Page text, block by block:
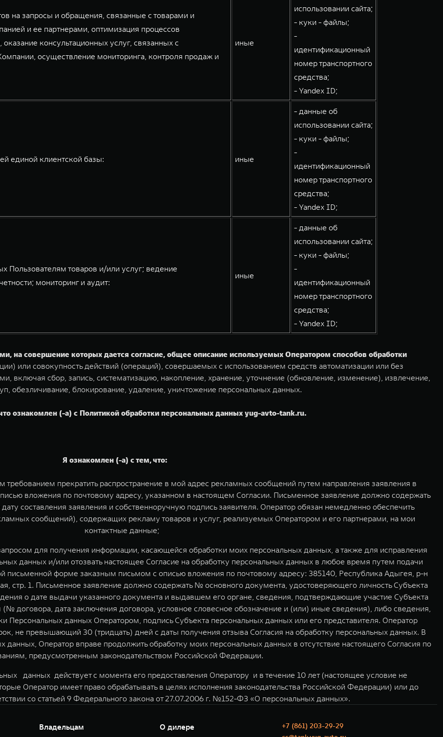
на запросы и обращения, связанные с товарами и
и ее партнерами, оптимизация процессов
консультационных услуг, связанных с
осуществление мониторинга, контроля продаж и
иные
использовании сайта;
- куки - файлы;
-
идентификационный
номер транспортного
средства;
- Yandex ID;
единой клиентской базы: иные
- данные об
использовании сайта;
- куки - файлы;
-
идентификационный
номер транспортного
средства;
- Yandex ID;
Пользователям товаров и/или услуг; ведение
мониторинг и аудит:
иные
- данные об
использовании сайта;
- куки - файлы;
-
идентификационный
номер транспортного
средства;
- Yandex ID;
на совершение которых дается согласие, общее описание используемых Оператором способов обработки
или совокупность действий (операций), совершаемых с использованием средств автоматизации или без
включая сбор, запись, систематизацию, накопление, хранение, уточнение (обновление, изменение), извлечение,
обезличивание, блокирование, удаление, уничтожение персональных данных.
ознакомлен (-а) с Политикой обработки персональных данных yug-avto-tank.ru.
Я ознакомлен (-а) с тем, что:
требованием прекратить распространение в мой адрес рекламных сообщений путем направления заявления в
вложения по почтовому адресу, указанном в настоящем Согласии. Письменное заявление должно содержать
составления заявления и собственноручную подпись заявителя. Оператор обязан немедленно обеспечить
сообщений), содержащих рекламу товаров и услуг, реализуемых Оператором и его партнерами, на мои
контактные данные;
для получения информации, касающейся обработки моих персональных данных, а также для исправления
данных и/или отозвать настоящее Согласие на обработку персональных данных в любое время путем подачи
письменной форме заказным письмом с описью вложения по почтовому адресу: 385140, Республика Адыгея, р-н
стр. 1. Письменное заявление должно содержать № основного документа, удостоверяющего личность Субъекта
о дате выдачи указанного документа и выдавшем его органе, сведения, подтверждающие участие Субъекта
договора, дата заключения договора, условное словесное обозначение и (или) иные сведения), либо сведения,
данных Оператором, подпись Субъекта персональных данных или его представителя. Оператор
не превышающий 30 (тридцать) дней с даты получения отзыва Согласия на обработку персональных данных. В
данных, Оператор вправе продолжить обработку моих персональных данных в отсутствие настоящего Согласия по
предусмотренным законодательством Российской Федерации.
данных действует с момента его предоставления Оператору и в течение 10 лет (настоящее условие не
Оператор имеет право обрабатывать в целях исполнения законодательства Российской Федерации) или до
со статьей 9 Федерального закона от 27.07.2006 г. №152-ФЗ «О персональных данных».
Владельцам О дилере
+7 (861) 203-29-29